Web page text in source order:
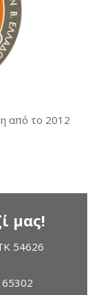
από το 2012
μας!
54626